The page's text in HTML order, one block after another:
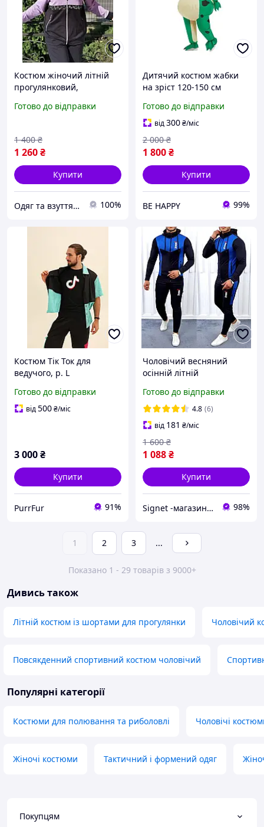
Костюм жіночий літній
прогулянковий,
капюшона. Розмір із 48
Готово до відправки
1 260₴
1 400 ₴
Купити
Одяг та взуття NataLI 100%
Дитячий костюм жабки
на зріст 120-150 см
(на батарейках),
карнавальний костюм
жаба для хлопчика і
дівчинки,
Готово до відправки
від300₴/міс
1 800₴
2 000 ₴
Купити
BE HAPPY 99%
Костюм Тік Ток для
ведучого, р. L
Готово до відправки
від500₴/міс
3 000₴
Купити
PurrFur 91%
Чоловічий весняний
осінній літній
з капюшоном
Готово до відправки
4.8 (6)
від 181 ₴/міс
1 088₴
1 600 ₴
Купити
Signet -магазин для всієї родини 98%
1 2 3 ...
Показано 1 - 29 товарів з 9000+
Дивись також
Літній костюм із шортами для прогулянки Чоловічий
Повсякденний спортивний костюм чоловічий
Популярні категорії
Костюми для полювання та риболовлі Чоловічі
Жіночі костюми Тактичний і формений одяг
Покупцям